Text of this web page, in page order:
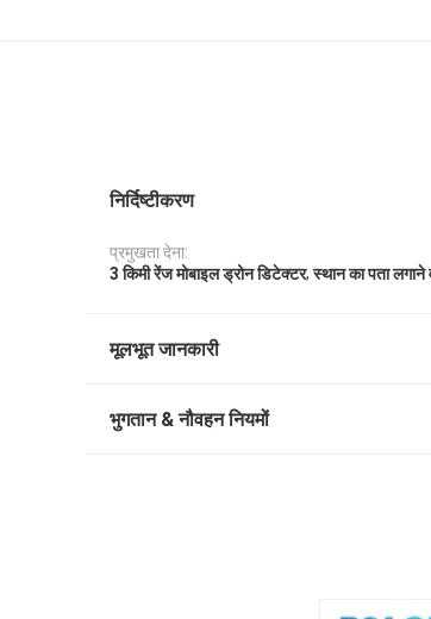
निर्दिष्टीकरण
प्रमुखता देना:
3 किमी रेंज मोबाइल ड्रोन डिटेक्टर,स्थान का पता लगाने
मूलभूत जानकारी
भुगतान & नौवहन नियमों